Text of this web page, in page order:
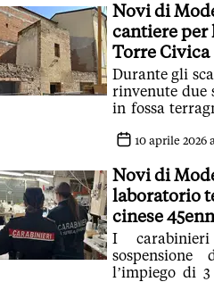
Novi di
cantiere per
Torre Civica
Durante gli
rinvenute due
in fossa
10 aprile 2026
Novi di
laboratorio
cinese
I
sospensione
l’impiego di